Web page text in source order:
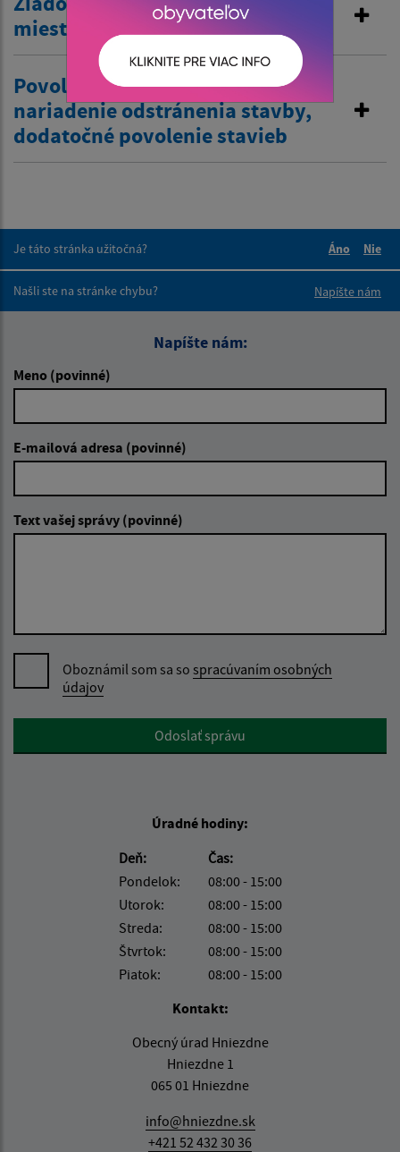
miestnej komunikácie
Povolenie na odstránenie stavby,
nariadenie odstránenia stavby,
dodatočné povolenie stavieb
Je táto stránka užitočná?
Áno
Nie
Našli ste na stránke chybu?
Napíšte nám
Napíšte nám:
Meno (povinné)
E-mailová adresa (povinné)
Text vašej správy (povinné)
Oboznámil som sa so spracúvaním osobných
údajov
Google reCaptcha ResponseOdoslať správu
Úradné hodiny:
Deň:
Čas:
Pondelok:
08:00 - 15:00
Utorok:
08:00 - 15:00
Streda:
08:00 - 15:00
Štvrtok:
08:00 - 15:00
Piatok:
08:00 - 15:00
Kontakt:
Obecný úrad Hniezdne
Hniezdne 1
065 01 Hniezdne
info@hniezdne.sk
+421 52 432 30 36